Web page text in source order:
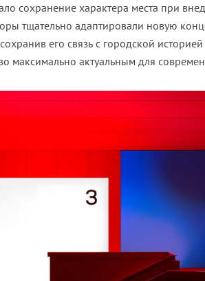
сохранение характера места при
тщательно адаптировали новую
сохранив его связь с городской
максимально актуальным для